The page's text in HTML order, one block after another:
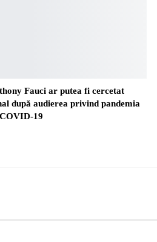
Fauci ar putea fi cercetat
după audierea privind pandemia
19